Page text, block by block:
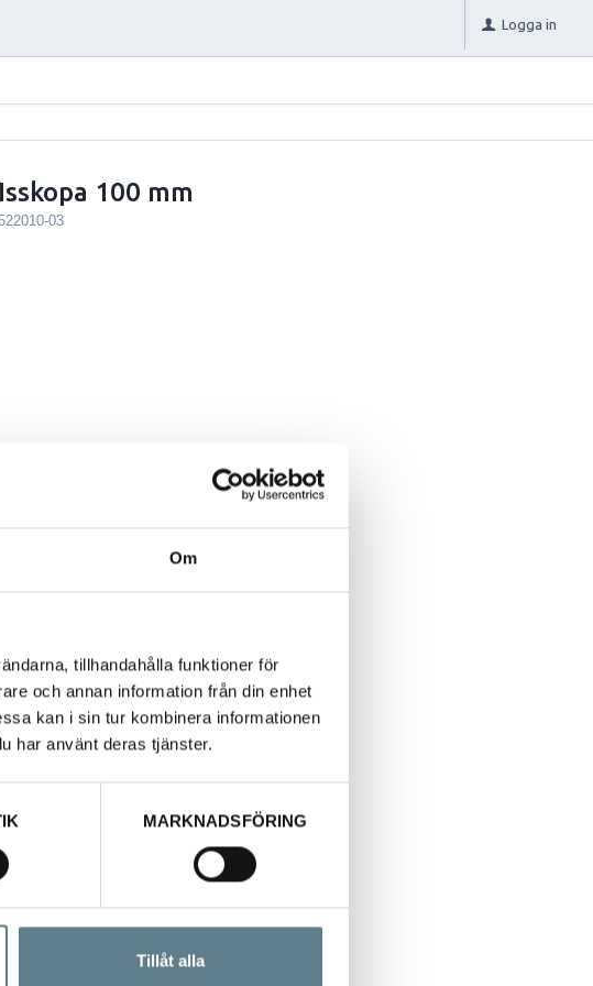
Om
tillhandahålla funktioner för
och annan information från din enhet
kan i sin tur kombinera informationen
har använt deras tjänster.
MARKNADSFÖRING
Tillåt alla
Logga in
Isskopa 100 mm
03